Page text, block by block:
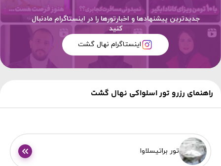
جدیدترین پیشنهادها و اخبارتورها را در اینستاگرام مادنبال
کنید
اینستاگرام نهال گشت
راهنمای رزرو تور اسلواکی نهال گشت
تور براتیسلاوا